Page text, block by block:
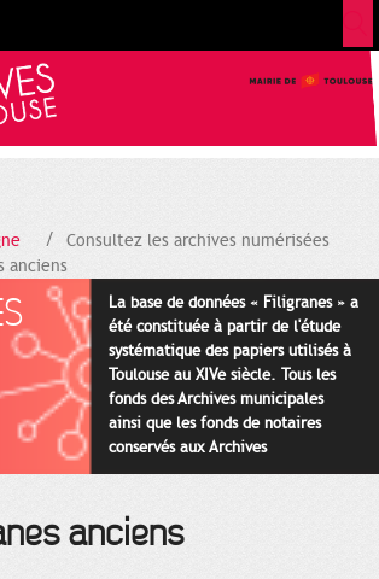
Consultez les archives numérisées
anciens
La base de données « Filigranes » a
été constituée à partir de l'étude
systématique des papiers utilisés à
Toulouse au XIVe siècle. Tous les
fonds des Archives municipales
ainsi que les fonds de notaires
conservés aux Archives
départementales pour cette
anciens
sur les cookies